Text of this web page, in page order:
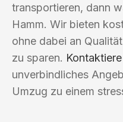
transportieren, dann
Hamm. Wir bieten
ohne dabei an
zu sparen.
unverbindliches
Umzug zu einem